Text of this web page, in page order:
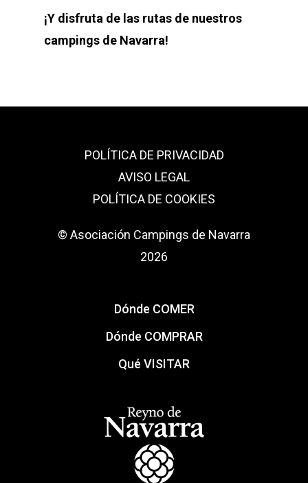
¡Y disfruta de las rutas de nuestros
campings de Navarra!
POLÍTICA DE PRIVACIDAD
AVISO LEGAL
POLÍTICA DE COOKIES
© Asociación Campings de Navarra
2026
Dónde COMER
Dónde COMPRAR
Qué VISITAR